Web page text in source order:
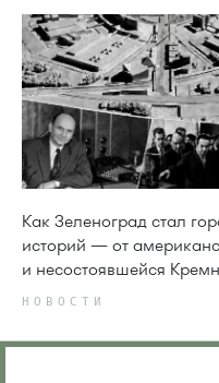
Как Зеленоград стал
историй — от
и несостоявшейся
НОВОСТИ